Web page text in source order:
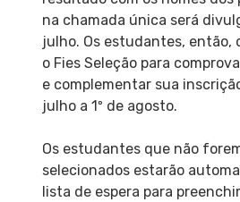
na chamada única será
julho. Os estudantes, então,
o Fies Seleção para
e complementar sua
julho a 1º de agosto.
Os estudantes que não
selecionados estarão
lista de espera para